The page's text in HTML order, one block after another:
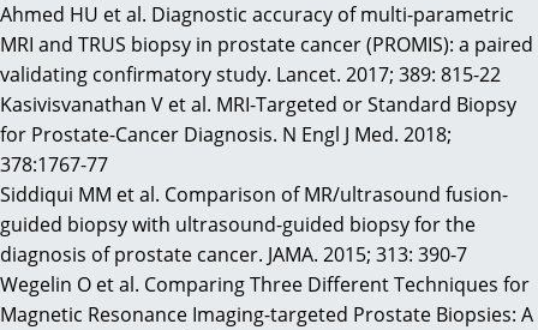
Ahmed HU et al. Diagnostic accuracy of multi-parametric
MRI and TRUS biopsy in prostate cancer (PROMIS): a paired
validating confirmatory study. Lancet. 2017; 389: 815-22
Kasivisvanathan V et al. MRI-Targeted or Standard Biopsy
for Prostate-Cancer Diagnosis. N Engl J Med. 2018;
378:1767-77
Siddiqui MM et al. Comparison of MR/ultrasound fusion-
guided biopsy with ultrasound-guided biopsy for the
diagnosis of prostate cancer. JAMA. 2015; 313: 390-7
Wegelin O et al. Comparing Three Different Techniques for
Magnetic Resonance Imaging-targeted Prostate Biopsies: A